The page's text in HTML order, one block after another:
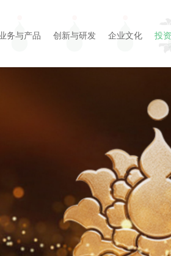
务与产品 创新与研发 企业文化 投